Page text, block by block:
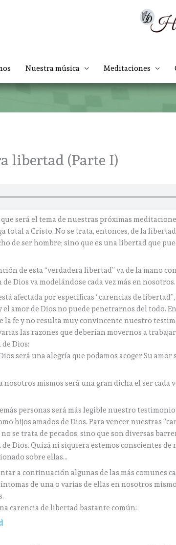
Nuestra música Meditaciones
libertad (Parte I)
será el tema de nuestras próximas
total a Cristo. No se trata, entonces, de la
de ser hombre; sino que es una libertad que
de esta “verdadera libertad” va de la mano
Dios va modelándose cada vez más en nosotros.
afectada por específicas “carencias de
amor de Dios no puede penetrarnos del todo.
la fe y no resulta muy convincente nuestro
las razones que deberían movernos a
Dios:
será una alegría que podamos acoger Su
nosotros mismos será una gran dicha el ser cada
personas será más legible nuestro
hijos amados de Dios. Para vencer nuestras
se trata de pecados; sino que son diversas
Dios. Quizá ni siquiera estemos conscientes
sobre ellas…
a continuación algunas de las más comunes
de una o varias de ellas en nosotros
carencia de libertad bastante común: